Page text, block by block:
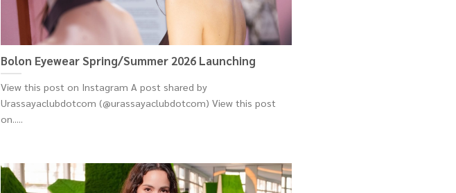
Bolon Eyewear Spring/Summer 2026 Launching
View this post on Instagram A post shared by
Urassayaclubdotcom (@urassayaclubdotcom) View this post
on.....